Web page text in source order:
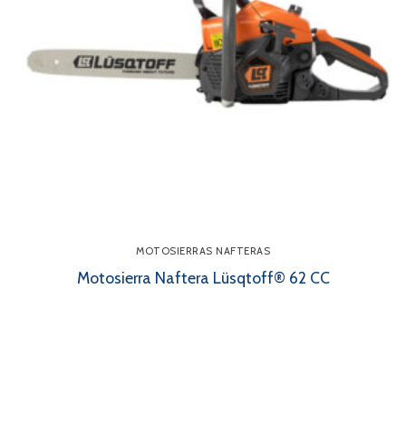
MOTOSIERRAS NAFTERAS
Motosierra Naftera Lüsqtoff® 62 CC